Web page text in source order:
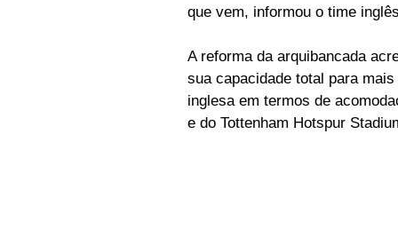
que vem, informou o time
A reforma da arquibancada
sua capacidade total para
inglesa em termos de
e do Tottenham Hotspur